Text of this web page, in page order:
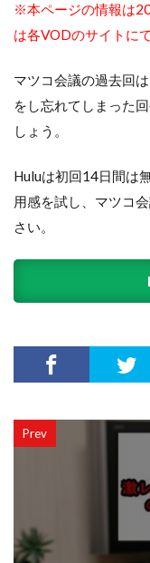
※本ページの情報は
は各VODのサイトに
マツコ会議の過去回
をし忘れてしまった
しょう。
Huluは初回14日間は
用感を試し、マツコ
さい。
Prev